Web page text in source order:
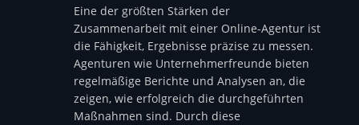
Eine der größten Stärken der
Zusammenarbeit mit einer Online-Agentur ist
die Fähigkeit, Ergebnisse präzise zu messen.
Agenturen wie Unternehmerfreunde bieten
regelmäßige Berichte und Analysen an, die
zeigen, wie erfolgreich die durchgeführten
Maßnahmen sind. Durch diese